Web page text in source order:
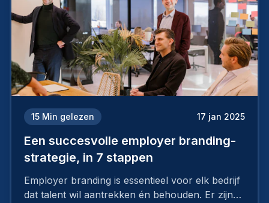
15 Min gelezen 17 jan 2025
Een succesvolle employer branding-
strategie, in 7 stappen
Employer branding is essentieel voor elk bedrijf
dat talent wil aantrekken én behouden. Er zijn